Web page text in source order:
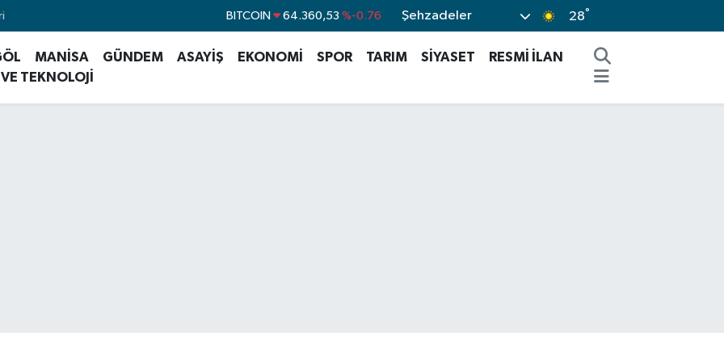
DOLAR 47,7143 %0.16
GRAM ALTIN 6574.81 %1.44
Şehzadeler 28°
MANİSA GÜNDEM ASAYİŞ EKONOMİ SPOR TARIM SİYASET
RESMİ İLAN
TEKNOLOJİ